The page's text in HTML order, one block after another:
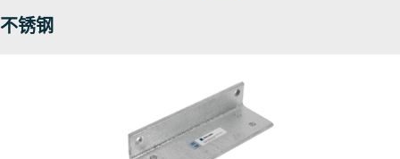
Underwriters Laboratories Inc.
Underwriters Laboratories Inc.
不锈钢